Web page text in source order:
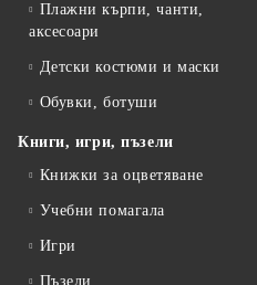
Плажни кърпи, чанти,
аксесоари
Детски костюми и маски
Обувки, ботуши
Книги, игри, пъзели
Книжки за оцветяване
Учебни помагала
Игри
Пъзели